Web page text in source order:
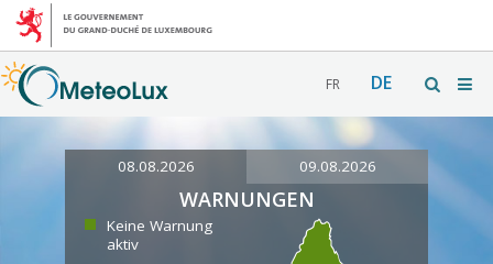
FR DE
08.08.2026 09.08.2026
WARNUNGEN
Keine Warnung
aktiv